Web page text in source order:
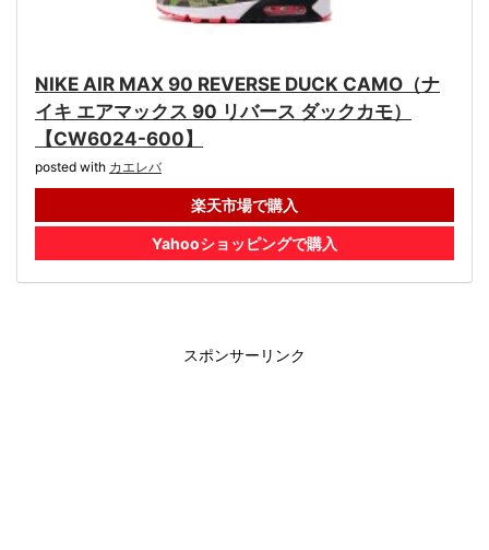
NIKE AIR MAX 90 REVERSE DUCK CAMO（ナ
イキ エアマックス 90 リバース ダックカモ）
【CW6024-600】
posted with カエレバ
楽天市場で購入
Yahooショッピングで購入
スポンサーリンク